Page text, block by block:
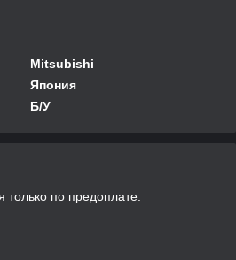
Mitsubishi
Япония
Б/У
только по предоплате.